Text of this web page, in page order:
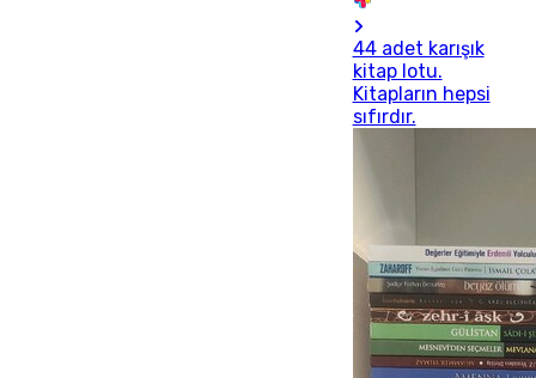
44 adet karışık
kitap lotu.
Kitapların hepsi
sıfırdır.